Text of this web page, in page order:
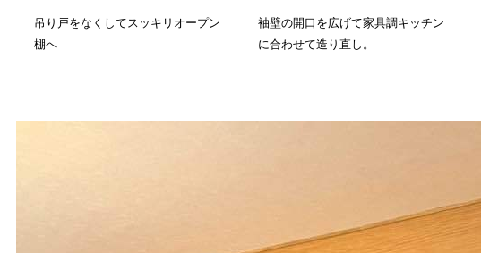
吊り戸をなくしてスッキリオープン
棚へ
袖壁の開口を広げて家具調キッチン
に合わせて造り直し。